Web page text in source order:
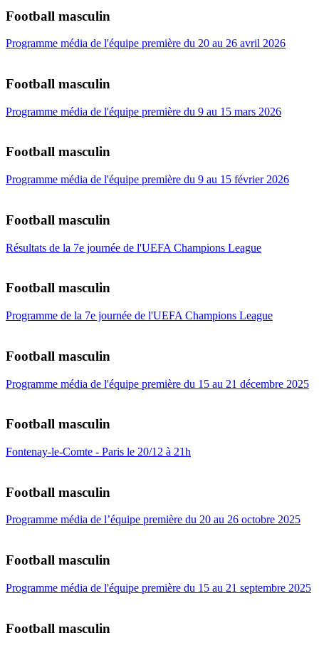
Football masculin
Programme média de l'équipe première du 20 au 26 avril 2026
Football masculin
Programme média de l'équipe première du 9 au 15 mars 2026
Football masculin
Programme média de l'équipe première du 9 au 15 février 2026
Football masculin
Résultats de la 7e journée de l'UEFA Champions League
Football masculin
Programme de la 7e journée de l'UEFA Champions League
Football masculin
Programme média de l'équipe première du 15 au 21 décembre 2025
Football masculin
Fontenay-le-Comte - Paris le 20/12 à 21h
Football masculin
Programme média de l’équipe première du 20 au 26 octobre 2025
Football masculin
Programme média de l'équipe première du 15 au 21 septembre 2025
Football masculin